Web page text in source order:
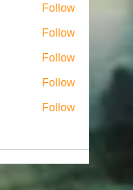
Follow
Follow
Follow
Follow
Follow